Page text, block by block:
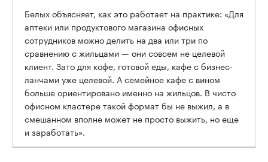
Белых объясняет, как это работает на практике: «Для
аптеки или продуктового магазина офисных
сотрудников можно делить на два или три по
сравнению с жильцами — они совсем не целевой
клиент. Зато для кофе, готовой еды, кафе с бизнес-
ланчами уже целевой. А семейное кафе с вином
больше ориентировано именно на жильцов. В чисто
офисном кластере такой формат бы не выжил, а в
смешанном вполне может не просто выжить, но еще
и заработать».